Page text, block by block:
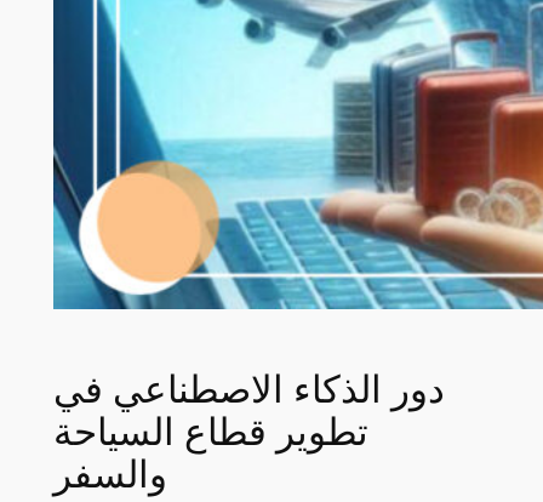
دور الذكاء الاصطناعي في
تطوير قطاع السياحة
والسفر